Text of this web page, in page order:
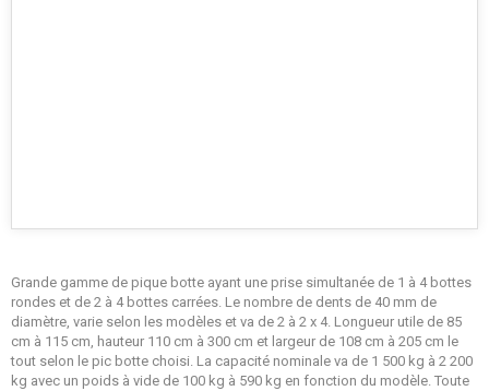
Grande gamme de pique botte ayant une prise simultanée de 1 à 4 bottes
rondes et de 2 à 4 bottes carrées. Le nombre de dents de 40 mm de
diamètre, varie selon les modèles et va de 2 à 2 x 4. Longueur utile de 85
cm à 115 cm, hauteur 110 cm à 300 cm et largeur de 108 cm à 205 cm le
tout selon le pic botte choisi. La capacité nominale va de 1 500 kg à 2 200
kg avec un poids à vide de 100 kg à 590 kg en fonction du modèle. Toute